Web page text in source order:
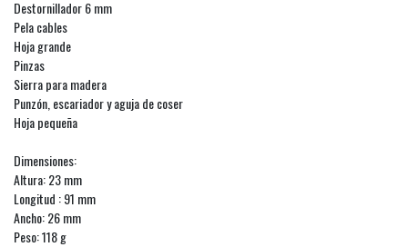
Destornillador 6 mm
Pela cables
Hoja grande
Pinzas
Sierra para madera
Punzón, escariador y aguja de coser
Hoja pequeña
Dimensiones:
Altura: 23 mm
Longitud : 91 mm
Ancho: 26 mm
Peso: 118 g